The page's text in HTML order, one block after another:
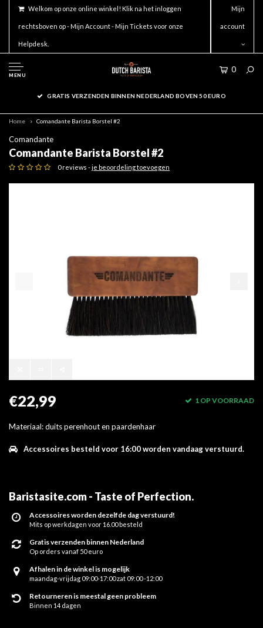
Welkom op onze online winkel! Klik na het inloggen
rechtsboven op - Mijn Account - Mijn Tickets voor onze
Helpdesk.
Mijn
account
MENU
0
GRATIS VERZENDEN BINNEN NEDERLAND BOVEN 50 EURO
Home Comandante Barista Borstel #2
Comandante
Comandante Barista Borstel #2
0 reviews -je beoordeling toevoegen
€22,99 1 OP VOORRAAD
Materiaal: duits perenhout en paardenhaar
Accessoires besteld voor 16:00 worden vandaag verstuurd.
Baristasite.com - Taste of Perfection.
Accessoires worden dezelfde dag verstuurd!
Mits op werkdagen voor 16.00 besteld
Gratis verzenden binnen Nederland
Op orders vanaf 50 euro
Afhalen in de winkel is mogelijk
maandag-vrijdag 09:00-17:00 zat 09:00 -12:00
Retourneren is meestal geen probleem
Binnen 14 dagen